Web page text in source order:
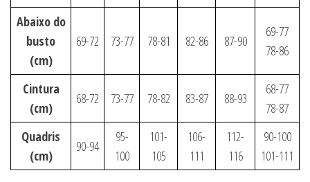
Abaixo do
busto
(cm)
69-72 73-77 78-81 82-86 87-90
69-77
78-86
Cintura
(cm)
68-72 73-77 78-82 83-87 88-93
68-77
78-87
Quadris
(cm)
90-94
95-
100
101-
105
106-
111
112-
116
90-100
101-111